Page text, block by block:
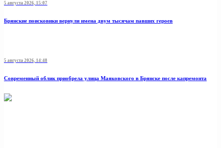
5 августа 2026, 15:07
Брянские поисковики вернули имена двум тысячам павших героев
5 августа 2026, 14:48
Современный облик приобрела улица Маяковского в Брянске после капремонта